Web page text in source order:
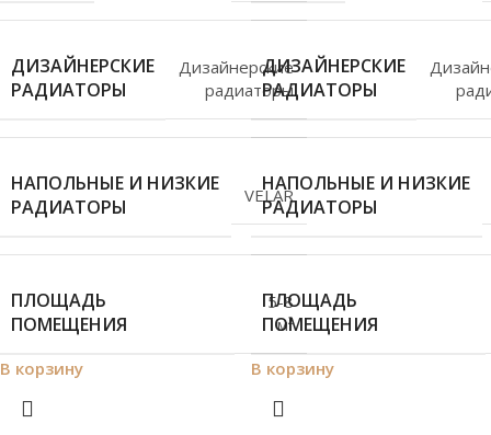
ДИЗАЙНЕРСКИЕ
РАДИАТОРЫ
Дизайнерские
радиаторы
НАПОЛЬНЫЕ И НИЗКИЕ
РАДИАТОРЫ
VELAR
ПЛОЩАДЬ
ПОМЕЩЕНИЯ
5-8
м²
В корзину
ДИЗАЙНЕРСКИЕ
РАДИАТОРЫ
НАПОЛЬНЫЕ И НИЗКИЕ
РАДИАТОРЫ
ПЛОЩАДЬ
ПОМЕЩЕНИЯ
В корзину